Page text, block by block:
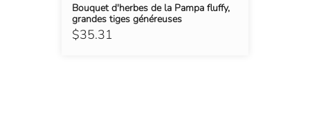
$35.31
Bouquet d'herbes de la Pampa fluffy,
grandes tiges généreuses